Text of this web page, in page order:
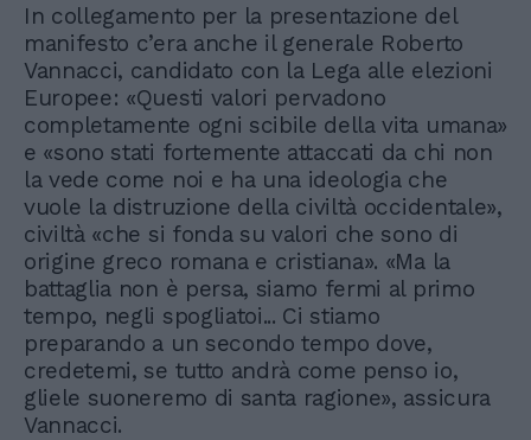
In collegamento per la presentazione del
manifesto c’era anche il generale Roberto
Vannacci, candidato con la Lega alle elezioni
Europee: «Questi valori pervadono
completamente ogni scibile della vita umana»
e «sono stati fortemente attaccati da chi non
la vede come noi e ha una ideologia che
vuole la distruzione della civiltà occidentale»,
civiltà «che si fonda su valori che sono di
origine greco romana e cristiana». «Ma la
battaglia non è persa, siamo fermi al primo
tempo, negli spogliatoi... Ci stiamo
preparando a un secondo tempo dove,
credetemi, se tutto andrà come penso io,
gliele suoneremo di santa ragione», assicura
Vannacci.